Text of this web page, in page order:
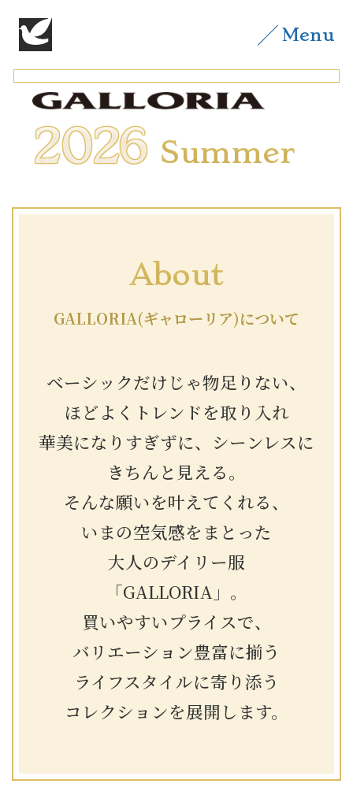
Menu
2026 Summer
About
GALLORIA(ギャローリア)について
ベーシックだけじゃ物足りない、
ほどよくトレンドを取り入れ
華美になりすぎずに、シーンレスに
きちんと見える。
そんな願いを叶えてくれる、
いまの空気感をまとった
大人のデイリー服
「GALLORIA」。
買いやすいプライスで、
バリエーション豊富に揃う
ライフスタイルに寄り添う
コレクションを展開します。